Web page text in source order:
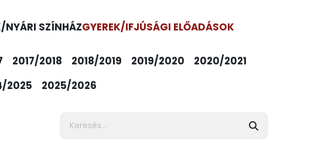
NYÁRI SZÍNHÁZGYEREK/IFJÚSÁGI ELŐADÁSOK
2017/2018 2018/2019 2019/2020
2020/2021
2025 2025/2026